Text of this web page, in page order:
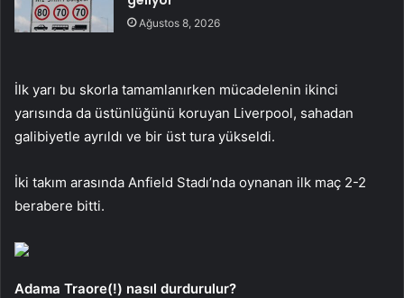
Ağustos 8, 2026
İlk yarı bu skorla tamamlanırken mücadelenin ikinci
yarısında da üstünlüğünü koruyan Liverpool, sahadan
galibiyetle ayrıldı ve bir üst tura yükseldi.
İki takım arasında Anfield Stadı’nda oynanan ilk maç 2-2
berabere bitti.
Adama Traore(!) nasıl durdurulur?